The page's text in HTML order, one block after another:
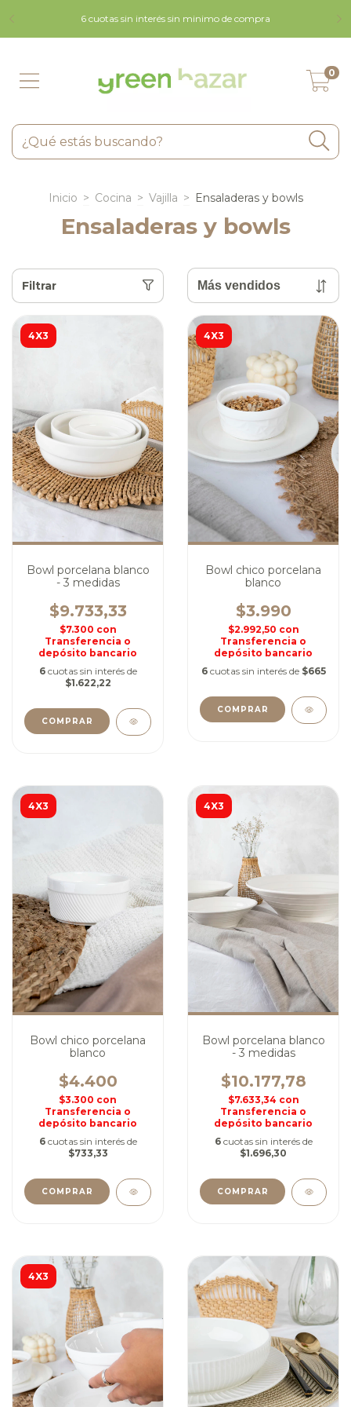
6 cuotas sin interés sin minimo de compra
0
Inicio > Cocina > Vajilla > Ensaladeras y bowls
Ensaladeras y bowls
Filtrar
4X3
Bowl porcelana blanco
- 3 medidas
$9.733,33
$7.300 con
Transferencia o
depósito bancario
6 cuotas sin interés de
$1.622,22
COMPRAR
4X3
Bowl chico porcelana
blanco
$3.990
$2.992,50 con
Transferencia o
depósito bancario
6 cuotas sin interés de $665
COMPRAR
4X3
Bowl chico porcelana
blanco
$4.400
$3.300 con
Transferencia o
depósito bancario
6 cuotas sin interés de
$733,33
COMPRAR
4X3
Bowl porcelana blanco
- 3 medidas
$10.177,78
$7.633,34 con
Transferencia o
depósito bancario
6 cuotas sin interés de
$1.696,30
COMPRAR
4X3